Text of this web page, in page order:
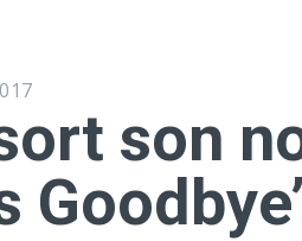
son
Goodbye’